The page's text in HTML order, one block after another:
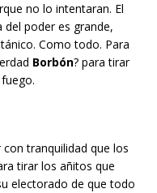
no lo intentaran. El
del poder es grande,
Como todo. Para
Borbón? para tirar
tranquilidad que los
tirar los añitos que
electorado de que todo